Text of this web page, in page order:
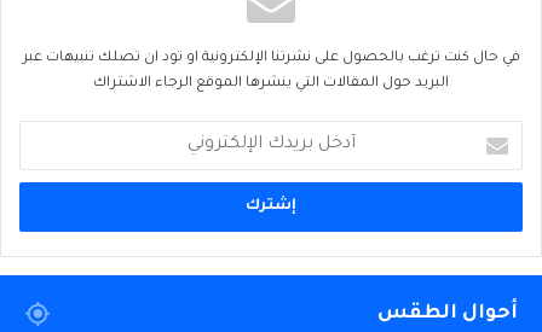
في حال كنت ترغب بالحصول على نشرتنا الإلكترونية او تود ان تصلك تنبيهات عبر
البريد حول المقالات التي ينشرها الموقع الرجاء الاشتراك
بريدك
الإلكتروني
أحوال الطقس